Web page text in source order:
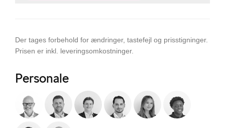
Der tages forbehold for ændringer, tastefejl og prisstigninger.
Prisen er inkl. leveringsomkostninger.
Personale